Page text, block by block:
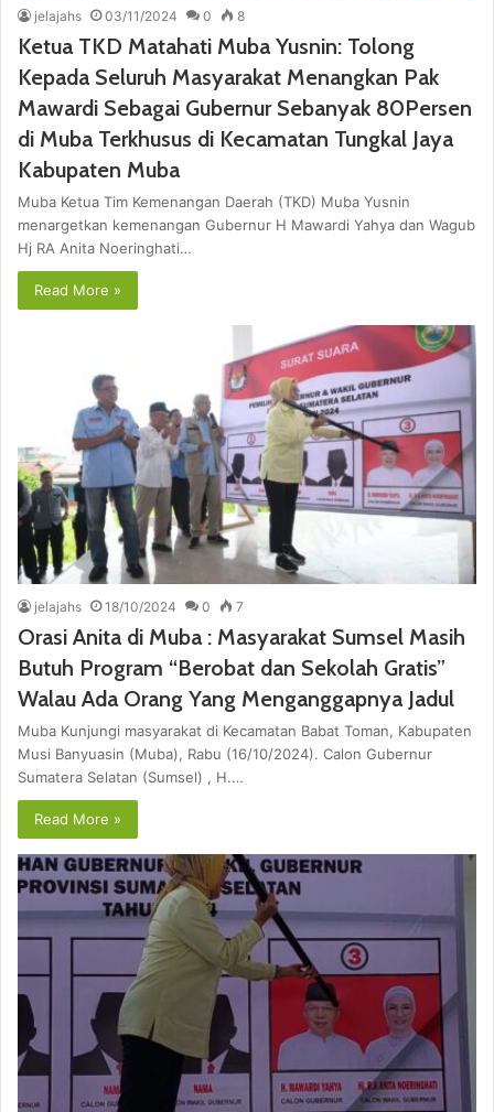
jelajahs 03/11/2024 0 8
Ketua TKD Matahati Muba Yusnin: Tolong
Kepada Seluruh Masyarakat Menangkan Pak
Mawardi Sebagai Gubernur Sebanyak 80Persen
di Muba Terkhusus di Kecamatan Tungkal Jaya
Kabupaten Muba
Muba Ketua Tim Kemenangan Daerah (TKD) Muba Yusnin
menargetkan kemenangan Gubernur H Mawardi Yahya dan Wagub
Hj RA Anita Noeringhati…
Read More »
jelajahs 18/10/2024 0 7
Orasi Anita di Muba : Masyarakat Sumsel Masih
Butuh Program “Berobat dan Sekolah Gratis”
Walau Ada Orang Yang Menganggapnya Jadul
Muba Kunjungi masyarakat di Kecamatan Babat Toman, Kabupaten
Musi Banyuasin (Muba), Rabu (16/10/2024). Calon Gubernur
Sumatera Selatan (Sumsel) , H.…
Read More »